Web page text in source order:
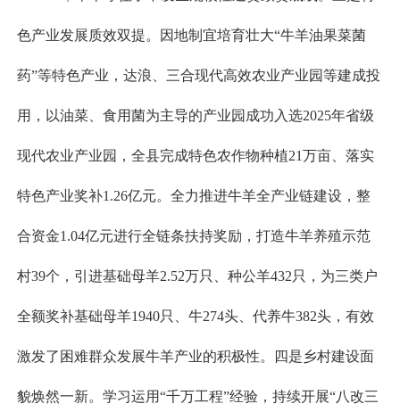
色产业发展质效双提。因地制宜培育壮大“牛羊油果菜菌
药”等特色产业，达浪、三合现代高效农业产业园等建成投
用，以油菜、食用菌为主导的产业园成功入选2025年省级
现代农业产业园，全县完成特色农作物种植21万亩、落实
特色产业奖补1.26亿元。全力推进牛羊全产业链建设，整
合资金1.04亿元进行全链条扶持奖励，打造牛羊养殖示范
村39个，引进基础母羊2.52万只、种公羊432只，为三类户
全额奖补基础母羊1940只、牛274头、代养牛382头，有效
激发了困难群众发展牛羊产业的积极性。四是乡村建设面
貌焕然一新。学习运用“千万工程”经验，持续开展“八改三